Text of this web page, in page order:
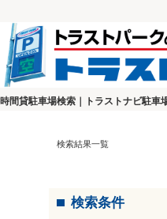
時間貸駐車場検索｜トラストナビ駐車
検索結果一覧
検索条件